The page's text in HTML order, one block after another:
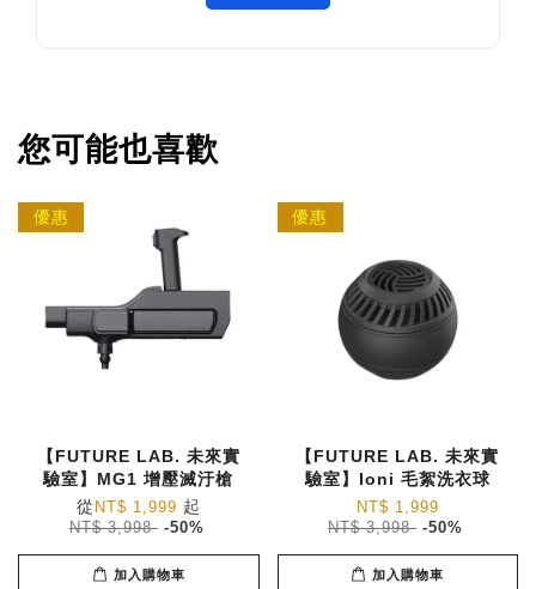
您可能也喜歡
優惠
【FUTURE LAB. 未來實
驗室】MG1 增壓滅汙槍
從 NT$ 1,999 起
NT$ 3,998 -50%
加入購物車
優惠
【FUTURE LAB. 未來實
驗室】Ioni 毛絮洗衣球
NT$ 1,999
NT$ 3,998 -50%
加入購物車